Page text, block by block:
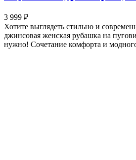
3 999 ₽
Хотите выглядеть стильно и
джинсовая женская рубашка на
нужно! Сочетание комфорта и